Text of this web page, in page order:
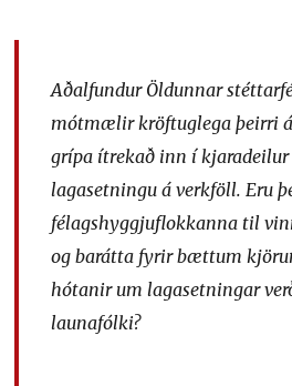
Aðalfundur Öldunnar
mótmælir kröftuglega þeirri
grípa ítrekað inn í
lagasetningu á verkföll. Eru
félagshyggjuflokkanna til
og barátta fyrir bættum
hótanir um lagasetningar
launafólki?